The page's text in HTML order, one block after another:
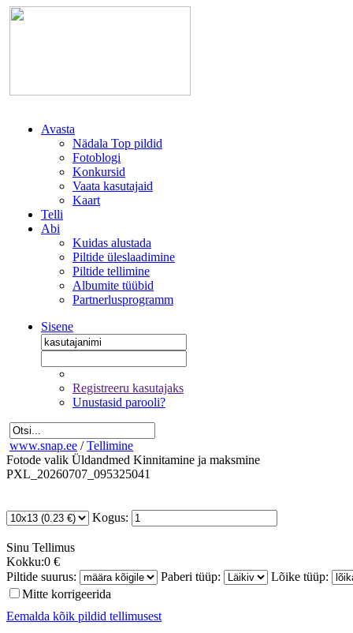
Avasta
Nädala Top pildid
Fotoblogi
Konkursid
Vaata kasutajaid
Kaart
Telli
Abi
Kuidas alustada
Piltide üleslaadimine
Piltide tellimine
Albumite tüübid
Partnerlusprogramm
Sisene
Registreeru kasutajaks
Unustasid parooli?
www.snap.ee / Tellimine
Fotode valik Üldandmed Kinnitamine ja maksmine
PXL_20260707_095325041
Kogus:
Sinu Tellimus
Kokku:0 €
Piltide suurus:
Paberi tüüp:
Lõike tüüp:
Mitte korrigeerida
Eemalda kõik pildid tellimusest